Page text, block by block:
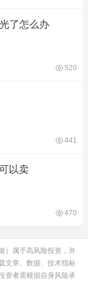
了怎么办
520
441
以卖
470
）属于高风险投资，并
文章、数据、技术指标
资者需根据自身风险承